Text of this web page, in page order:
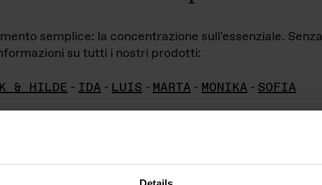
semplice: la concentrazione sull'essenziale.
su tutti i nostri prodotti:
& HILDE - IDA - LUIS - MARTA - MONIKA - SOFIA